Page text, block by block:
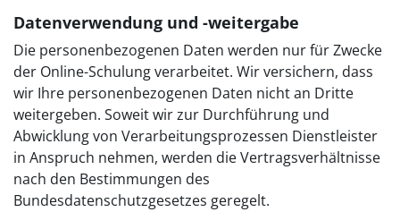
Datenverwendung und -weitergabe
Die personenbezogenen Daten werden nur für Zwecke
der Online-Schulung verarbeitet. Wir versichern, dass
wir Ihre personenbezogenen Daten nicht an Dritte
weitergeben. Soweit wir zur Durchführung und
Abwicklung von Verarbeitungsprozessen Dienstleister
in Anspruch nehmen, werden die Vertragsverhältnisse
nach den Bestimmungen des
Bundesdatenschutzgesetzes geregelt.